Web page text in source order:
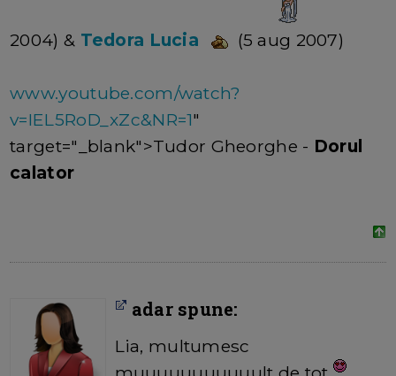
2004) & Tedora Lucia (5 aug 2007)
www.youtube.com/watch?
v=IEL5RoD_xZc&NR=1"
target="_blank">Tudor Gheorghe - Dorul
calator
adar spune:
Lia, multumesc